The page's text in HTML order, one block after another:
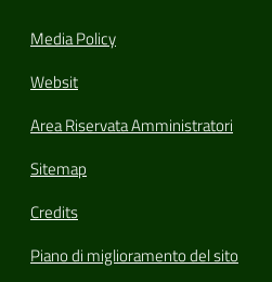
Media Policy
Websit
Area Riservata Amministratori
Sitemap
Credits
Piano di miglioramento del sito